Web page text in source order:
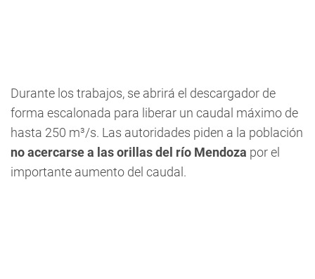
Durante los trabajos, se abrirá el descargador de
forma escalonada para liberar un caudal máximo de
hasta 250 m³/s. Las autoridades piden a la población
no acercarse a las orillas del río Mendoza por el
importante aumento del caudal.